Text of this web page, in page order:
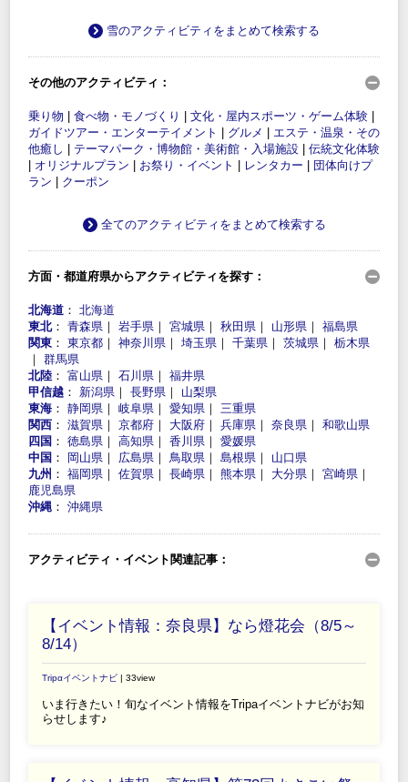
雪のアクティビティをまとめて検索する
その他のアクティビティ：
乗り物 食べ物・モノづくり 文化・屋内スポーツ・ゲーム体験
ガイドツアー・エンターテイメント
グルメ
エステ・温泉・その
他癒し
テーマパーク・博物館・美術館・入場施設
伝統文化体験
オリジナルプラン お祭り・イベント レンタカー
団体向けプ
ラン
クーポン
全てのアクティビティをまとめて検索する
方面・都道府県からアクティビティを探す：
北海道 ： 北海道
東北： 青森県 ｜ 岩手県 ｜ 宮城県 ｜ 秋田県 ｜ 山形県 ｜ 福島県
関東 ： 東京都 ｜ 神奈川県 ｜ 埼玉県 ｜ 千葉県 ｜ 茨城県 ｜ 栃木県
｜ 群馬県
北陸 ： 富山県 ｜ 石川県 ｜ 福井県
甲信越 ： 新潟県 ｜ 長野県 ｜ 山梨県
東海 ： 静岡県 ｜ 岐阜県 ｜ 愛知県 ｜ 三重県
関西 ： 滋賀県 ｜ 京都府 ｜ 大阪府 ｜ 兵庫県 ｜ 奈良県 ｜ 和歌山県
四国 ： 徳島県 ｜ 高知県 ｜ 香川県 ｜ 愛媛県
中国 ： 岡山県 ｜ 広島県 ｜ 鳥取県 ｜ 島根県 ｜ 山口県
九州 ： 福岡県 ｜ 佐賀県 ｜ 長崎県 ｜ 熊本県 ｜ 大分県 ｜ 宮崎県 ｜
鹿児島県
沖縄 ： 沖縄県
アクティビティ・イベント関連記事：
【イベント情報：奈良県】なら燈花会（8/5～
8/14）
Tripαイベントナビ | 33view
いま行きたい！旬なイベント情報をTripaイベントナビがお知
らせします♪